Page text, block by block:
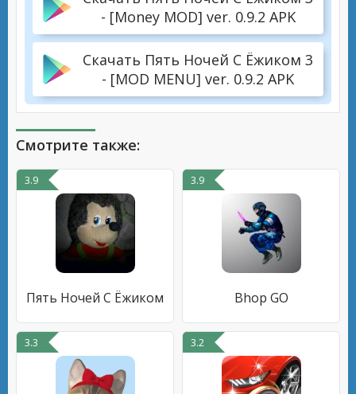
- [Money MOD] ver. 0.9.2 APK
Скачать Пять Ночей С Ёжиком 3
- [MOD MENU] ver. 0.9.2 APK
Смотрите также:
3.9
Пять Ночей С Ёжиком
3.9
Bhop GO
3.3 3.2